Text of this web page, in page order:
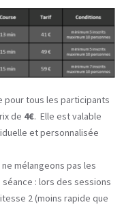
pour tous les participants
de 4€. Elle est valable
et personnalisée
mélangeons pas les
: lors des sessions
2 (moins rapide que